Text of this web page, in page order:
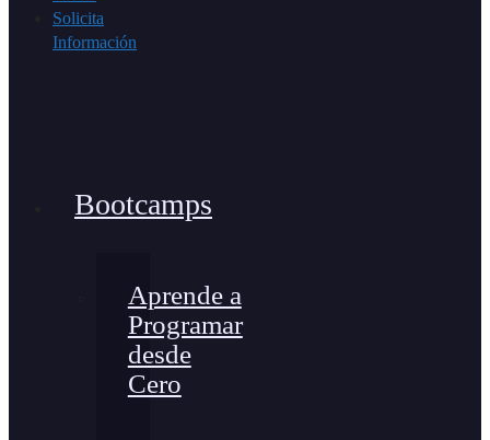
Solicita
Información
Bootcamps
Aprende a
Programar
desde
Cero